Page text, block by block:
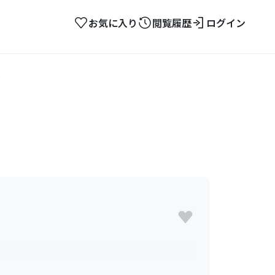
お気に入り 閲覧履歴 ログイン